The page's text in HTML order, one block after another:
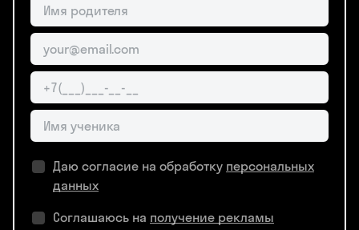
Даю согласие на обработку персональных
данных
Соглашаюсь на получение рекламы